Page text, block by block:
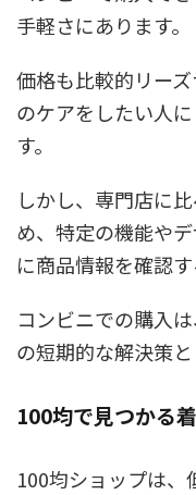
手軽さにあります。
価格も比較的リー
のケアをしたい人
す。
しかし、専門店に
め、特定の機能や
に商品情報を確認す
コンビニでの購入
の短期的な解決策と
100均で見つかる
100均ショップは、